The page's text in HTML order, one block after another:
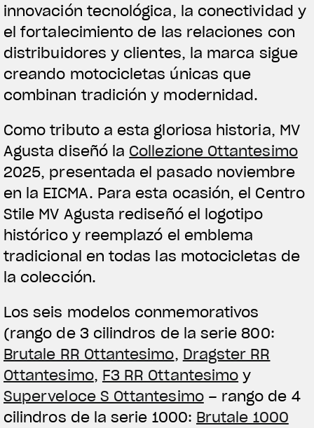
innovación tecnológica, la conectividad y
el fortalecimiento de las relaciones con
distribuidores y clientes, la marca sigue
creando motocicletas únicas que
combinan tradición y modernidad.
Como tributo a esta gloriosa historia, MV
Agusta diseñó la Collezione Ottantesimo
2025, presentada el pasado noviembre
en la EICMA. Para esta ocasión, el Centro
Stile MV Agusta rediseñó el logotipo
histórico y reemplazó el emblema
tradicional en todas las motocicletas de
la colección.
Los seis modelos conmemorativos
(rango de 3 cilindros de la serie 800:
Brutale RR Ottantesimo, Dragster RR
Ottantesimo, F3 RR Ottantesimo y
Superveloce S Ottantesimo– rango de 4
cilindros de la serie 1000: Brutale 1000